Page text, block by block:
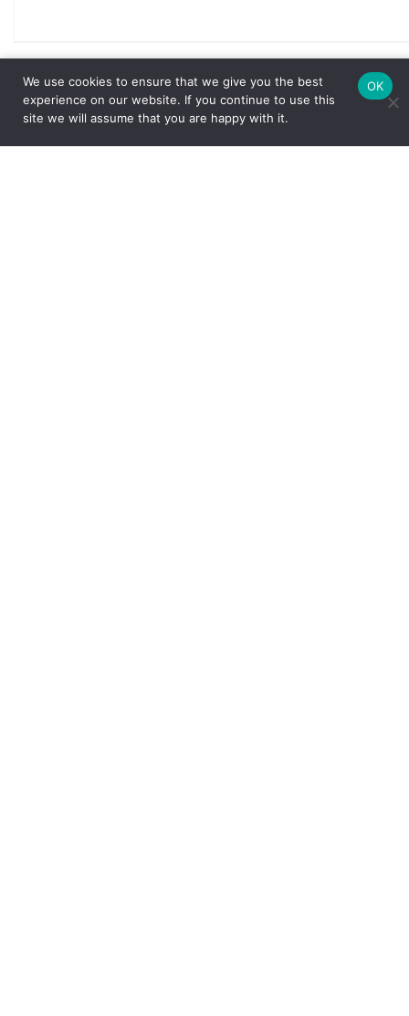
Nome*
We use cookies to ensure that we give you the best
experience on our website. If you continue to use this
site we will assume that you are happy with it.
OK